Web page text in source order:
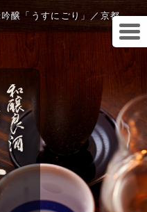
醸「うすにごり」／京都